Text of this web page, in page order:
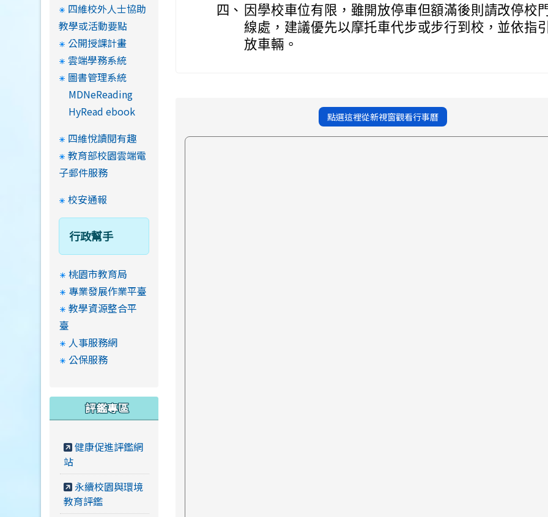
四、 因學校車位有限，雖開放停車但額滿後則請改停校
線處，建議優先以摩托車代步或步行到校，並依指
放車輛。
點選這裡從新視窗觀看行事曆
四維校外人士協助
教學或活動要點
公開授課計畫
雲端學務系統
圖書管理系統
MDNeReading
HyRead ebook
四維悅讀閱有趣
教育部校園雲端電
子郵件服務
校安通報
行政幫手
桃園市教育局
專業發展作業平臺
教學資源整合平
臺
人事服務網
公保服務
評鑑專區
健康促進評鑑網
站
永續校園與環境
教育評鑑